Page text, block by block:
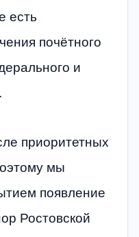
есть
почётного
и
приоритетных
мы
появление
Ростовской